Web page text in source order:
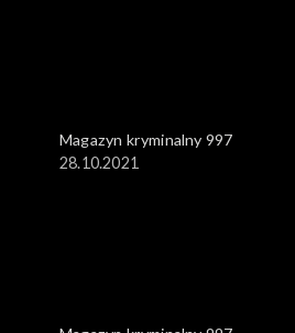
Magazyn kryminalny 997
28.10.2021